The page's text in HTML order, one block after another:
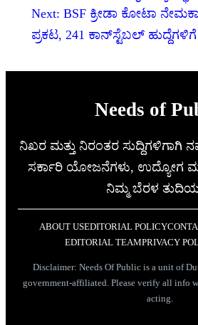
Next: BSF ಕ್ರೀಡಾ ಕೋಟಾ
ಪ್ರಕಟ, 241 ಕಾನ್‌ಸ್ಟೆಬಲ್
Needs of
ನಿಖರ ಮತ್ತು ನಿರಂತರ ಸುದ್ದಿಗಳಿಗಾಗಿ
ಸರ್ಕಾರಿ ಯೋಜನೆಗಳು, ಉದ್ಯೋಗ
ನಿಮ್ಮ ಬೆರಳ
ABOUT USEDITORIAL POLICY
EDITORIAL TEAMPRIVACY
Disclaimer: Needs Of Public is a unit of
government-affiliated. Please verify all info
acting.